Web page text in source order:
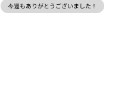
今週もありがとうございました！